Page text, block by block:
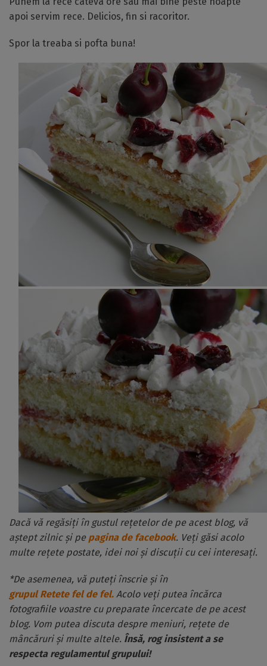
apoi servim rece. Delicios, fin si racoritor.
Spor la treaba si pofta buna!
Dacă vă regăsiți în gustul rețetelor de pe acest blog, vă
aștept zilnic și pe pagina de facebook. Veți găsi acolo
multe rețete postate, idei noi și discuții cu cei interesați.
*De asemenea, vă puteți înscrie și în
grupul Retete fel de fel. Acolo veți putea încărca
fotografiile voastre cu preparate încercate de pe acest
blog. Vom putea discuta despre meniuri, rețete de
mâncăruri și multe altele. Însă, rog insistent a se
respecta regulamentul grupului!